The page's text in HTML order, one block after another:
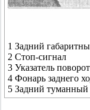
1 Задний
2 Стоп-сигнал
3 Указатель
4 Фонарь заднего
5 Задний туманный